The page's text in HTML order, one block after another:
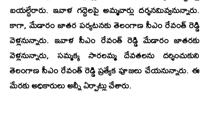
బయల్దేరారు. ఇవాళ గద్దెలపై అమ్మవార్లు దర్శనమివ్వనున్నారు.
కాగా, మేడారం జాతర పర్యటనకు తెలంగాణ సీఎం రేవంత్ రెడ్డి
వెళ్లనున్నారు. ఇవాళ సీఎం రేవంత్ రెడ్డి మేడారం జాతరకు
వెళ్లనున్నారు, సమ్మక్క సారలమ్మ దేవతలను దర్శించుకుని
తెలంగాణ సీఎం రేవంత్ రెడ్డి ప్రత్యేక పూజలు చేయనున్నారు. ఈ
మేరకు అధికారులు అన్నీ ఏర్పాట్లు చేశారు.